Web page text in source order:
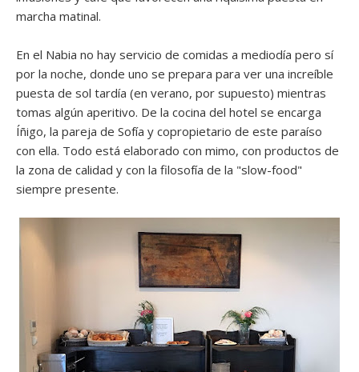
marcha matinal.
En el Nabia no hay servicio de comidas a mediodía pero sí
por la noche, donde uno se prepara para ver una increíble
puesta de sol tardía (en verano, por supuesto) mientras
tomas algún aperitivo. De la cocina del hotel se encarga
Íñigo, la pareja de Sofía y copropietario de este paraíso
con ella. Todo está elaborado con mimo, con productos de
la zona de calidad y con la filosofía de la "slow-food"
siempre presente.